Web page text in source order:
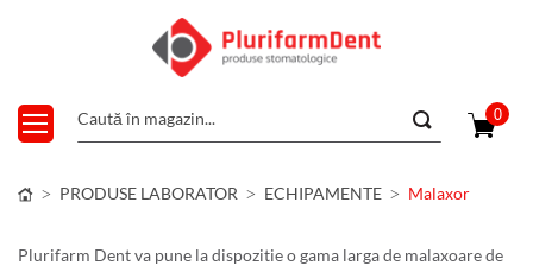
0
PRODUSE LABORATOR ECHIPAMENTE Malaxor
Plurifarm Dent va pune la dispozitie o gama larga de malaxoare de